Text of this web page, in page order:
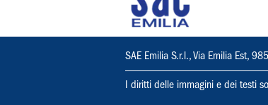
SAE Emilia S.r.l., Via Emilia Est,
I diritti delle immagini e dei testi